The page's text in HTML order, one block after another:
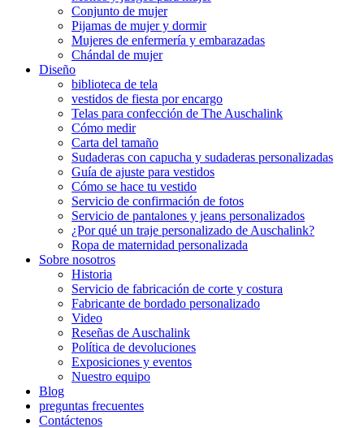
Conjunto de mujer
Pijamas de mujer y dormir
Mujeres de enfermería y embarazadas
Chándal de mujer
Diseño
biblioteca de tela
vestidos de fiesta por encargo
Telas para confección de The Auschalink
Cómo medir
Carta del tamaño
Sudaderas con capucha y sudaderas personalizadas
Guía de ajuste para vestidos
Cómo se hace tu vestido
Servicio de confirmación de fotos
Servicio de pantalones y jeans personalizados
¿Por qué un traje personalizado de Auschalink?
Ropa de maternidad personalizada
Sobre nosotros
Historia
Servicio de fabricación de corte y costura
Fabricante de bordado personalizado
Video
Reseñas de Auschalink
Política de devoluciones
Exposiciones y eventos
Nuestro equipo
Blog
preguntas frecuentes
Contáctenos